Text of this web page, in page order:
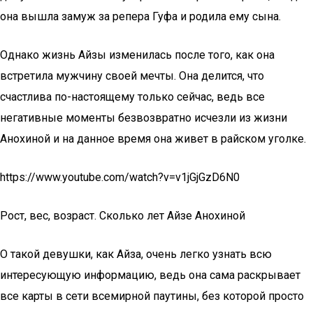
она вышла замуж за репера Гуфа и родила ему сына.
Однако жизнь Айзы изменилась после того, как она
встретила мужчину своей мечты. Она делится, что
счастлива по-настоящему только сейчас, ведь все
негативные моменты безвозвратно исчезли из жизни
Анохиной и на данное время она живет в райском уголке.
https://www.youtube.com/watch?v=v1jGjGzD6N0
Рост, вес, возраст. Сколько лет Айзе Анохиной
О такой девушки, как Айза, очень легко узнать всю
интересующую информацию, ведь она сама раскрывает
все карты в сети всемирной паутины, без которой просто